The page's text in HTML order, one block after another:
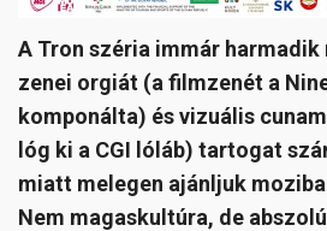
A Tron széria immár harmadik
zenei orgiát (a filmzenét a
komponálta) és vizuális
lóg ki a CGI lóláb) tartogat
miatt melegen ajánljuk
Nem magaskultúra, de